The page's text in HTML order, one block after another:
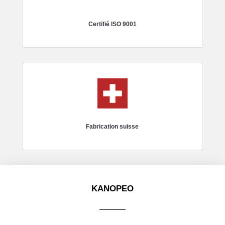
Certifié ISO 9001
Fabrication suisse
KANOPEO